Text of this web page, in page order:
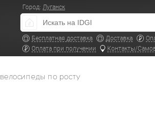
Город: Луганск
Бесплатная доставка Доставка
Оплата при получении
Контакты/
велосипеды по росту